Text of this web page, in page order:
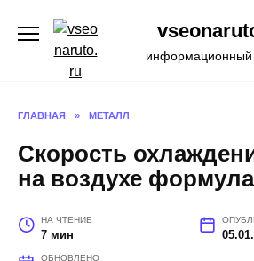
содержанию
информационный
ГЛАВНАЯ » МЕТАЛЛ
Скорость
на воздухе формула
НА ЧТЕНИЕ
7 мин
ОБНОВЛЕНО